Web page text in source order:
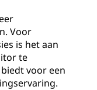
Voor
is het aan
te
voor een